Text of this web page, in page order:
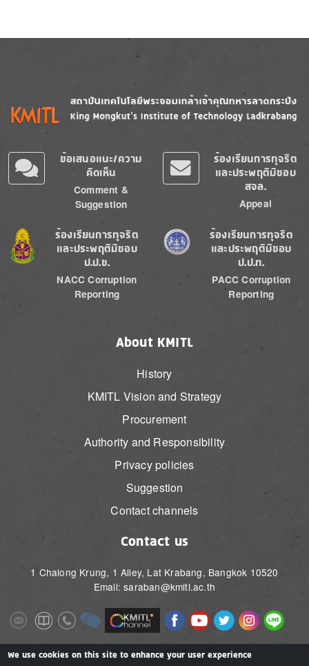
Image
ข้อเสนอแนะ/ความ
คิดเห็น
Comment &
Suggestion
ร้องเรียนการทุจริต
และประพฤติมิชอบ
สจล.
Appeal
Image
ร้องเรียนการทุจริต
และประพฤติมิชอบ
ป.ป.ช.
NACC Corruption
Reporting
Image
ร้องเรียนการทุจริต
และประพฤติมิชอบ
ป.ป.ท.
PACC Corruption
Reporting
About KMITL
History
KMITL Vision and Strategy
Procurement
Authority and Responsibility
Privacy policies
Suggestion
Contact channels
Contact us
1 Chalong Krung, 1 Alley, Lat Krabang, Bangkok 10520
Email: saraban@kmitl.ac.th
ImageImageImageImage Image ImageImageImageImageImage
Image Image
We use cookies on this site to enhance your user experience